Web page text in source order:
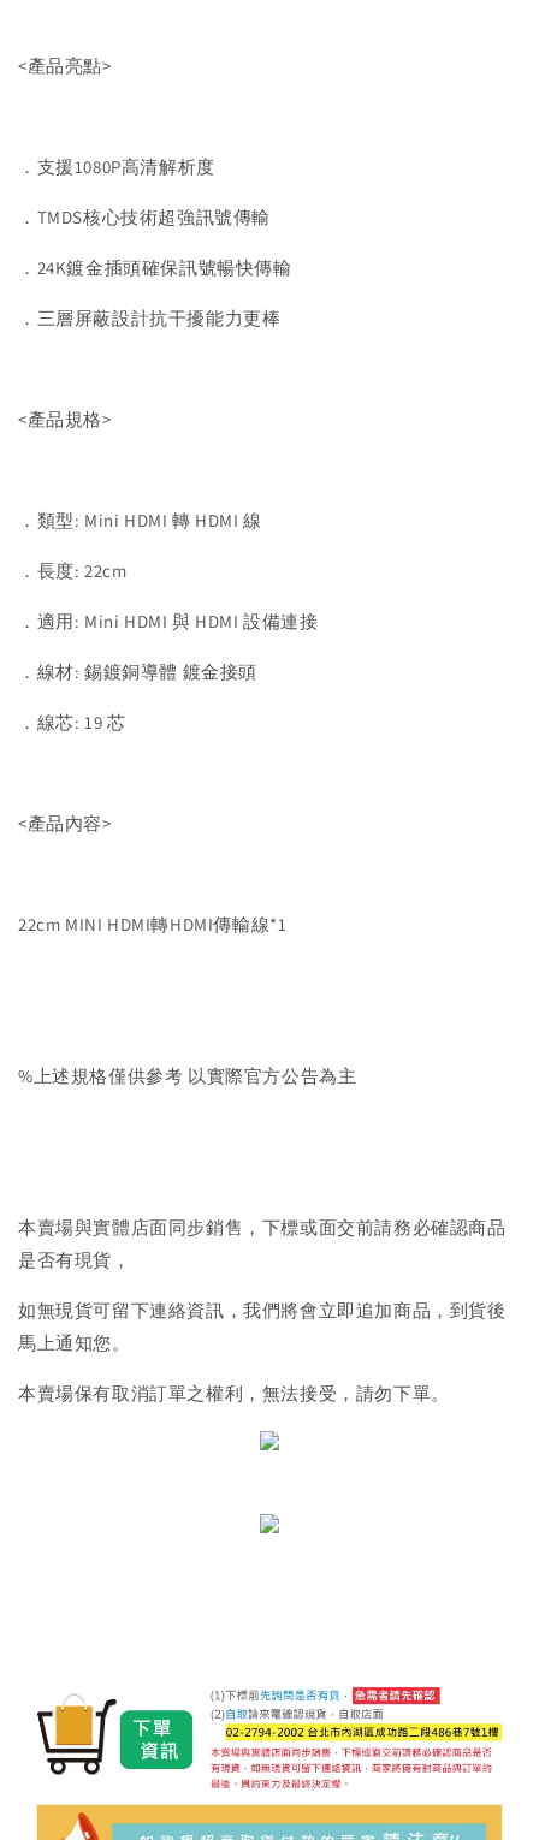
<產品亮點>
．支援1080P高清解析度
．TMDS核心技術超強訊號傳輸
．24K鍍金插頭確保訊號暢快傳輸
．三層屏蔽設計抗干擾能力更棒
<產品規格>
．類型: Mini HDMI 轉 HDMI 線
．長度: 22cm
．適用: Mini HDMI 與 HDMI 設備連接
．線材: 錫鍍銅導體 鍍金接頭
．線芯: 19 芯
<產品內容>
22cm MINI HDMI轉HDMI傳輸線*1
%上述規格僅供參考 以實際官方公告為主
本賣場與實體店面同步銷售，下標或面交前請務必確認商品
是否有現貨，
如無現貨可留下連絡資訊，我們將會立即追加商品，到貨後
馬上通知您。
本賣場保有取消訂單之權利，無法接受，請勿下單。